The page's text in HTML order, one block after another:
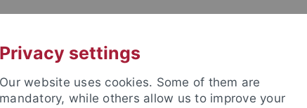
Privacy settings
Our website uses cookies. Some of them are
mandatory, while others allow us to improve your